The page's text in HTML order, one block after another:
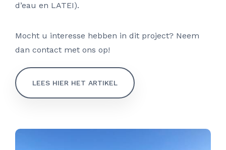
d’eau en LATEI).
Mocht u interesse hebben in dit project? Neem
dan contact met ons op!
LEES HIER HET ARTIKEL